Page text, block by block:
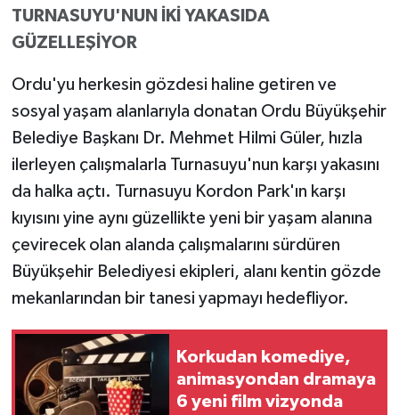
TURNASUYU'NUN İKİ YAKASIDA
GÜZELLEŞİYOR
Ordu'yu herkesin gözdesi haline getiren ve
sosyal yaşam alanlarıyla donatan Ordu Büyükşehir
Belediye Başkanı Dr. Mehmet Hilmi Güler, hızla
ilerleyen çalışmalarla Turnasuyu'nun karşı yakasını
da halka açtı. Turnasuyu Kordon Park'ın karşı
kıyısını yine aynı güzellikte yeni bir yaşam alanına
çevirecek olan alanda çalışmalarını sürdüren
Büyükşehir Belediyesi ekipleri, alanı kentin gözde
mekanlarından bir tanesi yapmayı hedefliyor.
Korkudan komediye,
animasyondan dramaya
6 yeni film vizyonda